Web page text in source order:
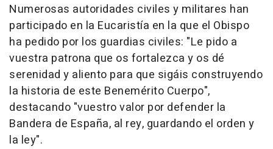
Numerosas autoridades civiles y militares han
participado en la Eucaristía en la que el Obispo
ha pedido por los guardias civiles: "Le pido a
vuestra patrona que os fortalezca y os dé
serenidad y aliento para que sigáis construyendo
la historia de este Benemérito Cuerpo",
destacando "vuestro valor por defender la
Bandera de España, al rey, guardando el orden y
la ley".